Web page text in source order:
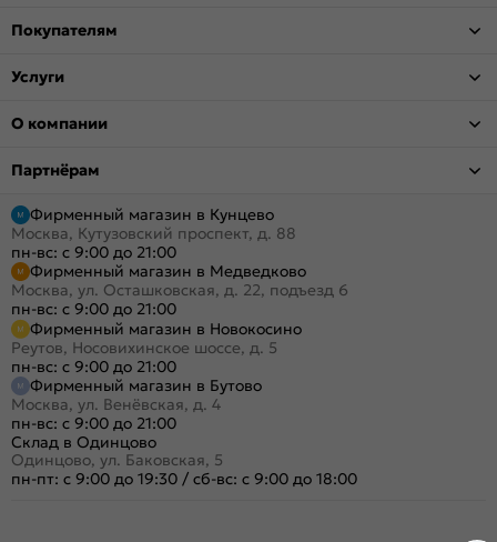
Покупателям
Услуги
О компании
Партнёрам
Фирменный магазин в Кунцево
Москва, Кутузовский проспект, д. 88
пн-вс: с 9:00 до 21:00
Фирменный магазин в Медведково
Москва, ул. Осташковская, д. 22, подъезд 6
пн-вс: с 9:00 до 21:00
Фирменный магазин в Новокосино
Реутов, Носовихинское шоссе, д. 5
пн-вс: с 9:00 до 21:00
Фирменный магазин в Бутово
Москва, ул. Венёвская, д. 4
пн-вс: с 9:00 до 21:00
Склад в Одинцово
Одинцово, ул. Баковская, 5
пн-пт: с 9:00 до 19:30 / сб-вс: с 9:00 до 18:00